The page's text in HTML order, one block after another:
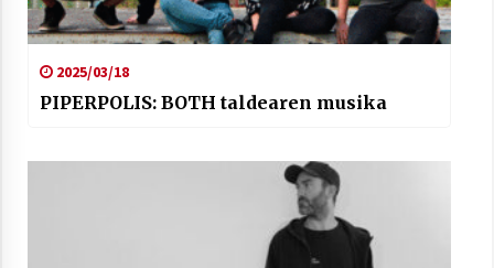
2025/03/18
PIPERPOLIS: BOTH taldearen musika